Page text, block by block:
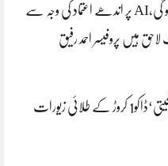
فتح حاصل ہو گی،AI پر اندھے اعتماد کی وجہ سے
ہیں پروفیسر احمد رفیق
کلرسیداں ڈکیتی‘ڈاکو1 کروڑ کے طلائی زیورات